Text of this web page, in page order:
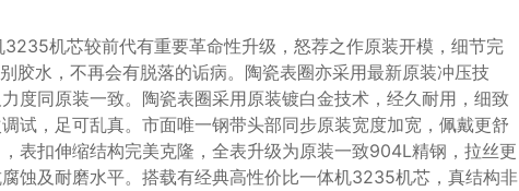
机芯较前代有重要革命性升级，怒荐之作原装开模，细节完
胶水，不再会有脱落的诟病。陶瓷表圈亦采用最新原装冲压技
度同原装一致。陶瓷表圈采用原装镀白金技术，经久耐用，细致
试，足可乱真。市面唯一钢带头部同步原装宽度加宽，佩戴更舒
表扣伸缩结构完美克隆，全表升级为原装一致904L精钢，拉丝更
蚀及耐磨水平。搭载有经典高性价比一体机3235机芯，真结构非